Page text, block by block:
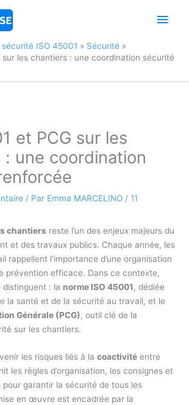
ISO 45001
Sécurité
sur les chantiers : une coordination sécurité
et PCG sur les
: une coordination
/ Par Emma MARCELINO /11
chantiers reste l’un des enjeux majeurs du
et des travaux publics. Chaque année, les
rappellent l’importance d’une organisation
prévention efficace. Dans ce contexte,
distinguent : la norme ISO 45001, dédiée
la santé et de la sécurité au travail, et le
Générale (PCG), outil clé de la
sur les chantiers.
les risques liés à lacoactivité entre
les règles d’organisation, les consignes et
pour garantir la sécurité de tous les
en œuvre est encadrée par la